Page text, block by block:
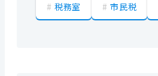
税務室 市民税